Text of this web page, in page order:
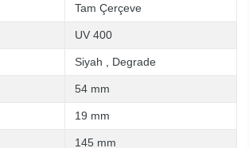
Tam Çerçeve
UV 400
Siyah Degrade
54 mm
19 mm
145 mm